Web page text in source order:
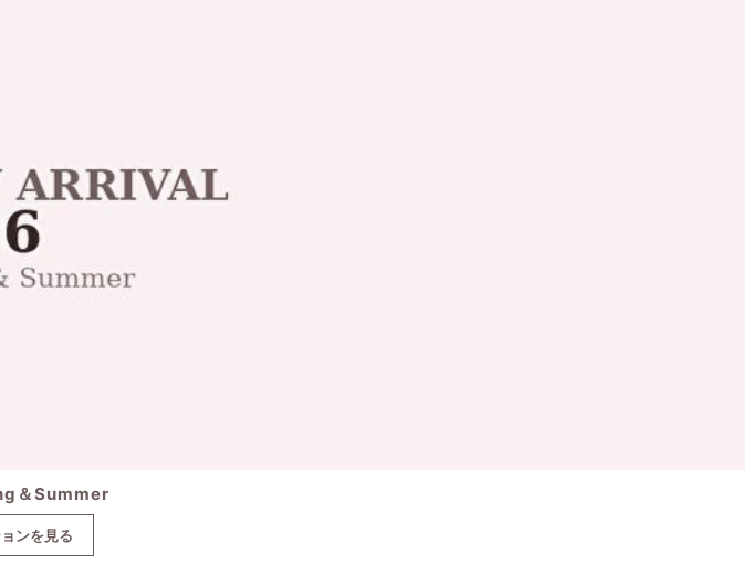
＆Summer
ンを見る